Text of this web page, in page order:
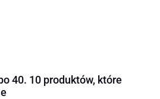
40. 10 produktów, które